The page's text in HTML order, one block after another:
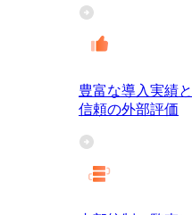
豊富な導入実績と
信頼の外部評価